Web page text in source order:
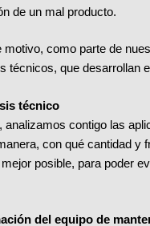
de un mal producto.
motivo, como parte de
técnicos, que desarrollan
técnico
analizamos contigo las
con qué cantidad y
posible, para poder
del equipo de